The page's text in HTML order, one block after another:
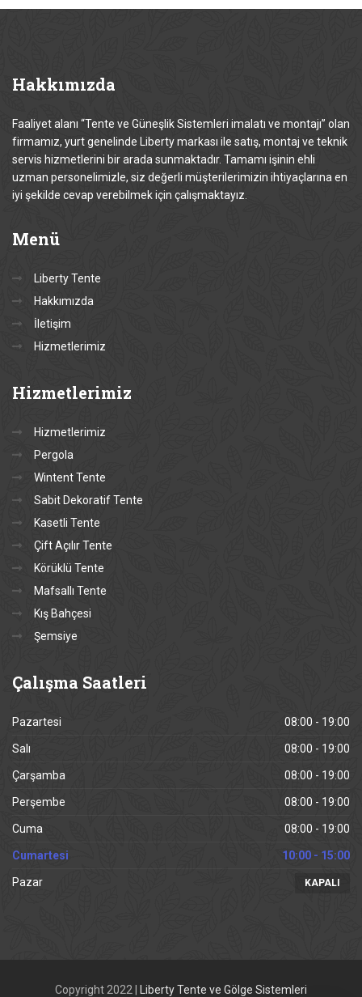
Hakkımızda
Faaliyet alanı “Tente ve Güneşlik Sistemleri imalatı ve montajı” olan
firmamız, yurt genelinde Liberty markası ile satış, montaj ve teknik
servis hizmetlerini bir arada sunmaktadır. Tamamı işinin ehli
uzman personelimizle, siz değerli müşterilerimizin ihtiyaçlarına en
iyi şekilde cevap verebilmek için çalışmaktayız.
Menü
Liberty Tente
Hakkımızda
İletişim
Hizmetlerimiz
Hizmetlerimiz
Hizmetlerimiz
Pergola
Wintent Tente
Sabit Dekoratif Tente
Kasetli Tente
Çift Açılır Tente
Körüklü Tente
Mafsallı Tente
Kış Bahçesi
Şemsiye
Çalışma Saatleri
Pazartesi 08:00 - 19:00
Salı 08:00 - 19:00
Çarşamba 08:00 - 19:00
Perşembe 08:00 - 19:00
Cuma 08:00 - 19:00
Cumartesi 10:00 - 15:00
Pazar KAPALI
Copyright 2022 | Liberty Tente ve Gölge Sistemleri